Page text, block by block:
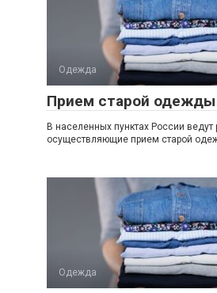
Одежда
Прием старой
В населенных пунктах России ведут
осуществляющие прием старой
Одежда